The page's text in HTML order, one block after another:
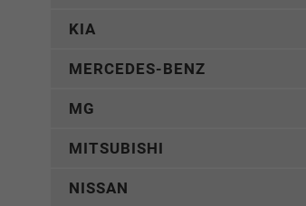
KIA
MERCEDES-BENZ
MG
MITSUBISHI
NISSAN